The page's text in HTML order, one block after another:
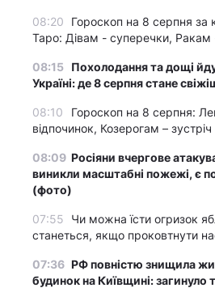
08:20
Гороскоп на 8 серпня за
Таро: Дівам - суперечки, Ракам
08:15 Похолодання та дощі
Україні: де 8 серпня стане
08:10
Гороскоп на 8 серпня:
відпочинок, Козерогам –
08:09 Росіяни вчергове
виникли масштабні пожежі, є
(фото)
07:55
Чи можна їсти огризок
станеться, якщо проковтнути
07:36 РФ повністю знищила
будинок на Київщині: загинуло